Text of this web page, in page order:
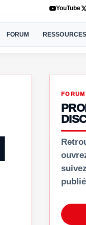
YouTube
FORUM RESSOURCES